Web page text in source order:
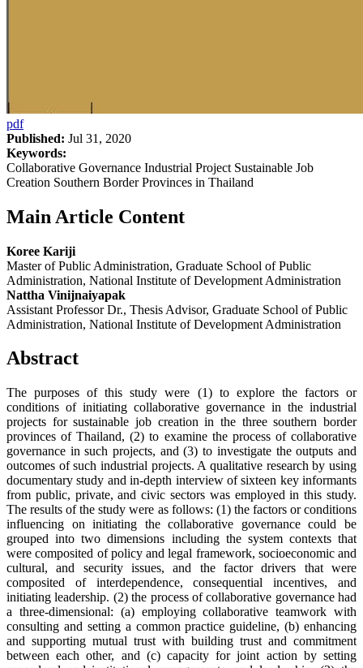
pdf
Published: Jul 31, 2020
Keywords:
Collaborative Governance Industrial Project Sustainable Job
Creation Southern Border Provinces in Thailand
Main Article Content
Koree Kariji
Master of Public Administration, Graduate School of Public
Administration, National Institute of Development Administration
Nattha Vinijnaiyapak
Assistant Professor Dr., Thesis Advisor, Graduate School of Public
Administration, National Institute of Development Administration
Abstract
The purposes of this study were (1) to explore the factors or
conditions of initiating collaborative governance in the industrial
projects for sustainable job creation in the three southern border
provinces of Thailand, (2) to examine the process of collaborative
governance in such projects, and (3) to investigate the outputs and
outcomes of such industrial projects. A qualitative research by using
documentary study and in-depth interview of sixteen key informants
from public, private, and civic sectors was employed in this study.
The results of the study were as follows: (1) the factors or conditions
influencing on initiating the collaborative governance could be
grouped into two dimensions including the system contexts that
were composited of policy and legal framework, socioeconomic and
cultural, and security issues, and the factor drivers that were
composited of interdependence, consequential incentives, and
initiating leadership. (2) the process of collaborative governance had
a three-dimensional: (a) employing collaborative teamwork with
consulting and setting a common practice guideline, (b) enhancing
and supporting mutual trust with building trust and commitment
between each other, and (c) capacity for joint action by setting